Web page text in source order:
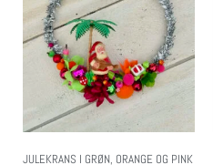
JULEKRANS I GRØN, ORANGE OG PINK